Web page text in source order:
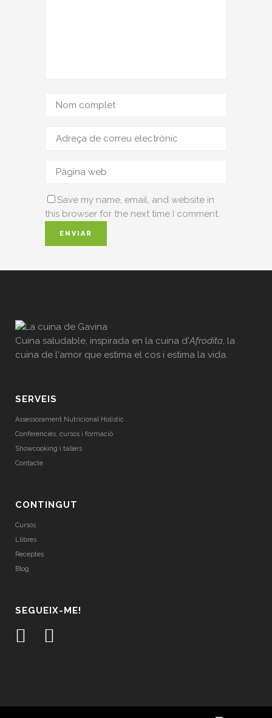
Save my name, email, and website in
this browser for the next time I comment.
Cuina saludable, inspirada en la cuina d'Afrodita, la
cuina de l'amor que estima el cos i estima la vida.
SERVEIS
Assessorament Nutricional Holístic
Conferències, cursos i formació
Showcooking i tallers
Contacte
CONTINGUT
Cursos
Llibres
Receptes
Blog
SEGUEIX-ME!